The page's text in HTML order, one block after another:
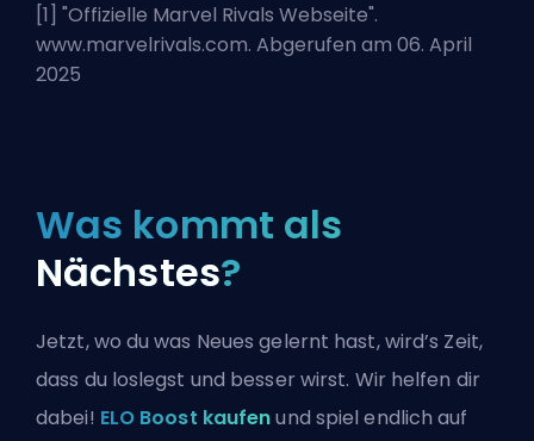
[1] "Offizielle Marvel Rivals Webseite".
www.marvelrivals.com. Abgerufen am 06. April
2025
Was kommt als
Nächstes?
Jetzt, wo du was Neues gelernt hast, wird’s Zeit,
dass du loslegst und besser wirst. Wir helfen dir
dabei! ELO Boost kaufenund spiel endlich auf